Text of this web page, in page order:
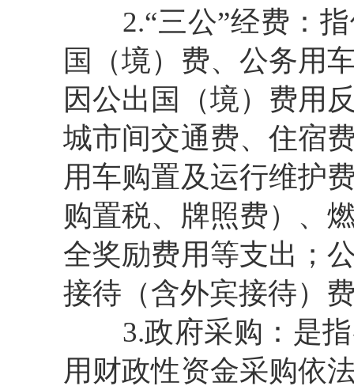
2.“三公”经费：指
国（境）费、公务用
因公出国（境）费用
城市间交通费、住宿
用车购置及运行维护
购置税、牌照费）、
全奖励费用等支出；
接待（含外宾接待）
3.政府采购：是指
用财政性资金采购依